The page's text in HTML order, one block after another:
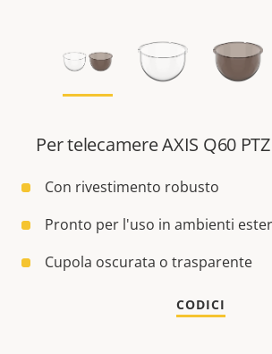
Per telecamere AXIS Q60
Con rivestimento robusto
Pronto per l'uso in ambienti
Cupola oscurata o trasparente
CODICI